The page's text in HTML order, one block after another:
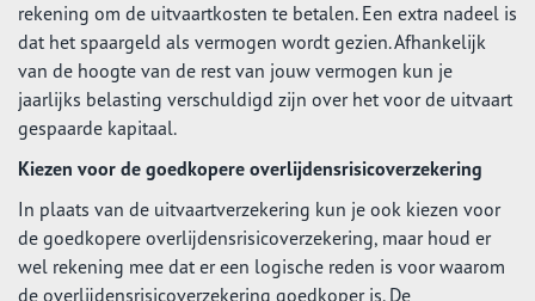
rekening om de uitvaartkosten te betalen. Een extra nadeel is
dat het spaargeld als vermogen wordt gezien. Afhankelijk
van de hoogte van de rest van jouw vermogen kun je
jaarlijks belasting verschuldigd zijn over het voor de uitvaart
gespaarde kapitaal.
Kiezen voor de goedkopere overlijdensrisicoverzekering
In plaats van de uitvaartverzekering kun je ook kiezen voor
de goedkopere overlijdensrisicoverzekering, maar houd er
wel rekening mee dat er een logische reden is voor waarom
de overlijdensrisicoverzekering goedkoper is. De